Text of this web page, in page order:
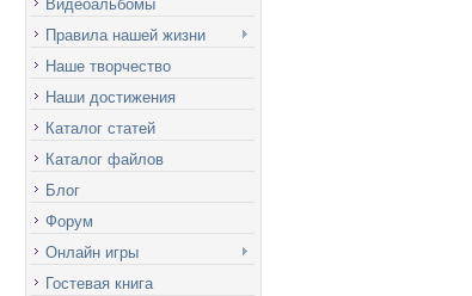
Видеоальбомы
Правила нашей жизни
Наше творчество
Наши достижения
Каталог статей
Каталог файлов
Блог
Форум
Онлайн игры
Гостевая книга